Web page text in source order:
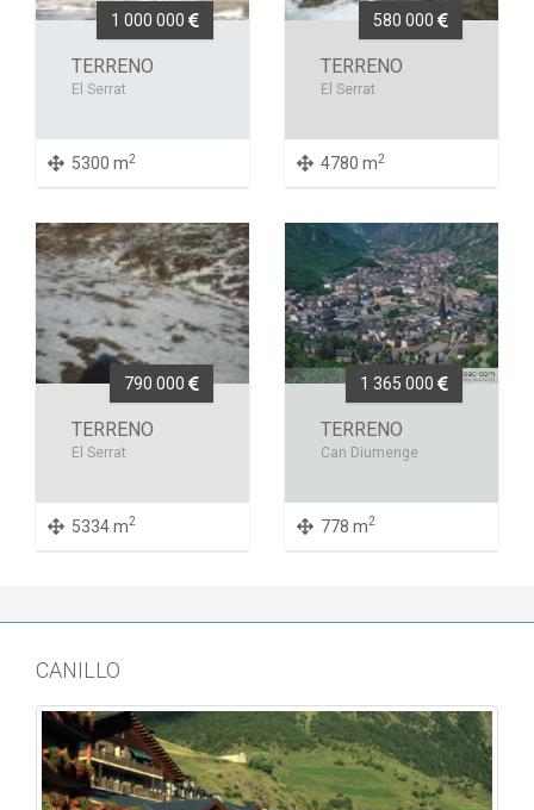
1 000 000
TERRENO
El Serrat
5300 m2
580 000
TERRENO
El Serrat
4780 m2
790 000
TERRENO
El Serrat
5334 m2
1 365 000
TERRENO
Can Diumenge
778 m2
CANILLO